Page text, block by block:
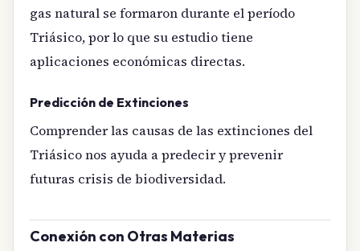
gas natural se formaron durante el período
Triásico, por lo que su estudio tiene
aplicaciones económicas directas.
Predicción de Extinciones
Comprender las causas de las extinciones del
Triásico nos ayuda a predecir y prevenir
futuras crisis de biodiversidad.
Conexión con Otras Materias